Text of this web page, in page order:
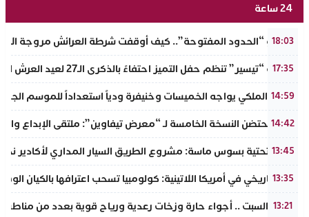
24 ساعة
18:03
​سيناريو “الحدود المفتوحة”.. كيف أوقفت شرطة العرائش مروجة
17:35
جمعية “تيسير” تنظم حفل التميز احتفاءً بالذكرى الـ27 لعيد العرش المجيد وتطلق مبادرة نبيلة لمحاربة الهدر المدرسي
14:59
الجيش الملكي يواجه الخميسات وخنيفرة ودياً استعداداً للموسم
14:42
إنزكان تحتضن النسخة الخامسة لـ “معرض تيفاوين”: ملتقى الإبداع
13:45
البنية التحتية بسوس ماسة: مشروع الطريق السيار المداري لأكادير
13:35
تحول تاريخي في أمريكا اللاتينية: كولومبيا تسحب اعترافها بالكيان
13:21
طقس السبت .. أجواء حارة وزخات رعدية ورياح قوية بعدد من مناطق